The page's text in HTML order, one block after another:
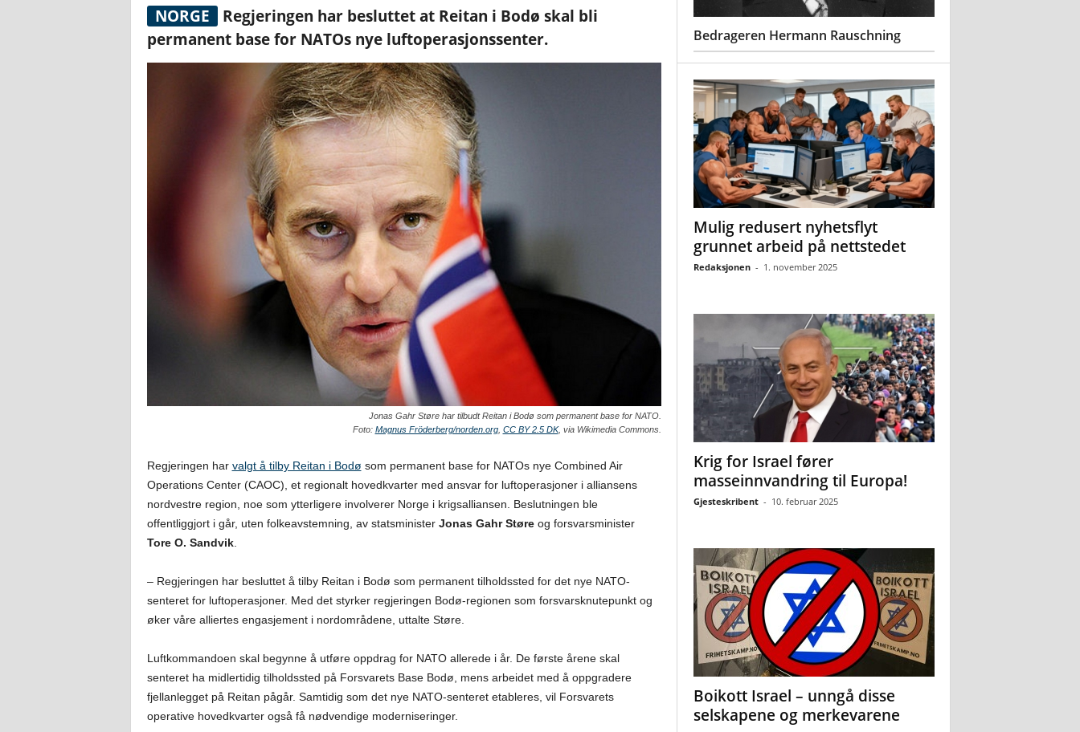
NORGE
Regjeringen har besluttet at Reitan i Bodø skal bli
permanent base for NATOs nye luftoperasjonssenter.
Jonas Gahr Støre har tilbudt Reitan i Bodø som permanent base for NATO.
Foto: Magnus Fröderberg/norden.org, CC BY 2.5 DK, via Wikimedia Commons.
Regjeringen har valgt å tilby Reitan i Bodø som permanent base for NATOs nye Combined Air
Operations Center (CAOC), et regionalt hovedkvarter med ansvar for luftoperasjoner i alliansens
nordvestre region, noe som ytterligere involverer Norge i krigsalliansen. Beslutningen ble
offentliggjort i går, uten folkeavstemning, av statsminister Jonas Gahr Støreog forsvarsminister
Tore O. Sandvik.
– Regjeringen har besluttet å tilby Reitan i Bodø som permanent tilholdssted for det nye NATO-
senteret for luftoperasjoner. Med det styrker regjeringen Bodø-regionen som forsvarsknutepunkt og
øker våre alliertes engasjement i nordområdene, uttalte Støre.
Luftkommandoen skal begynne å utføre oppdrag for NATO allerede i år. De første årene skal
senteret ha midlertidig tilholdssted på Forsvarets Base Bodø, mens arbeidet med å oppgradere
fjellanlegget på Reitan pågår. Samtidig som det nye NATO-senteret etableres, vil Forsvarets
operative hovedkvarter også få nødvendige moderniseringer.
Bedrageren Hermann Rauschning
Mulig redusert nyhetsflyt
grunnet arbeid på nettstedet
Redaksjonen - 1. november 2025
Krig for Israel fører
masseinnvandring til Europa!
Gjesteskribent - 10. februar 2025
Boikott Israel – unngå disse
selskapene og merkevarene